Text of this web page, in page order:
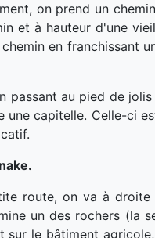
on prend un
et à hauteur d'une
en franchissant
passant au pied de
une capitelle. Celle-ci
route, on va à droite
un des rochers (la
sur le bâtiment